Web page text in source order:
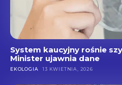
System kaucyjny rośnie
Minister ujawnia dane
EKOLOGIA 13 KWIETNIA, 2026